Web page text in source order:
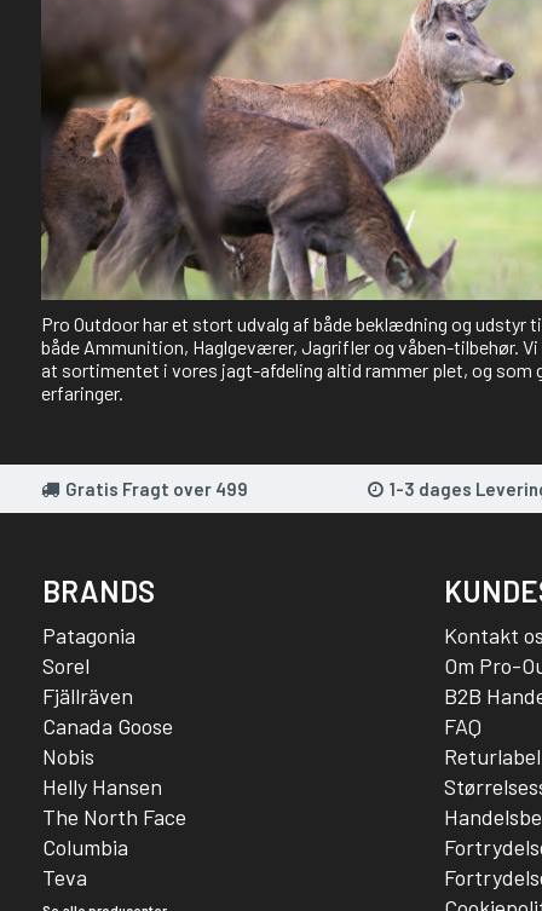
Pro Outdoor har et stort udvalg af både beklædning og udstyr
både Ammunition, Haglgeværer, Jagrifler og våben-tilbehør.
at sortimentet i vores jagt-afdeling altid rammer plet, og som
erfaringer.
Gratis Fragt over 499 1-3 dages
BRANDS
Patagonia
Sorel
Fjällräven
Canada Goose
Nobis
Helly Hansen
The North Face
Columbia
Teva
Kontakt os
Om Pro-
B2B
FAQ
Returlabel